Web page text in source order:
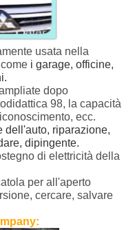
usata nella
i garage, officine,
dopo
98, la capacità
ecc.
dell'auto, riparazione,
dipingente.
di elettricità della
per all'aperto
cercare, salvare